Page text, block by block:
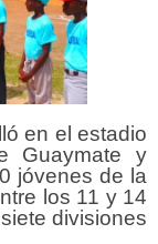
en el estadio
Guaymate y
jóvenes de la
los 11 y 14
divisiones